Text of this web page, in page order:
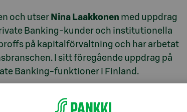
och utser Nina Laakkonen med uppdrag
Banking-kunder och institutionella
på kapitalförvaltning och har arbetat
I sitt föregående uppdrag på
Banking-funktioner i Finland.
hon är en av de bästa inom inhemsk
finansbranschen och är en uppskattad